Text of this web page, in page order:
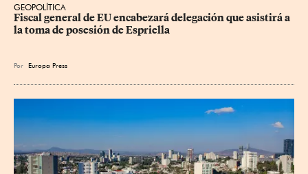
GEOPOLÍTICA
Fiscal general de EU encabezará delegación que asistirá a
la toma de posesión de Espriella
Por Europa Press